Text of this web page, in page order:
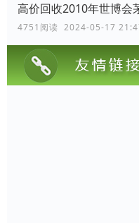
高价回收2010年世博会
4751阅读 2024-05-17